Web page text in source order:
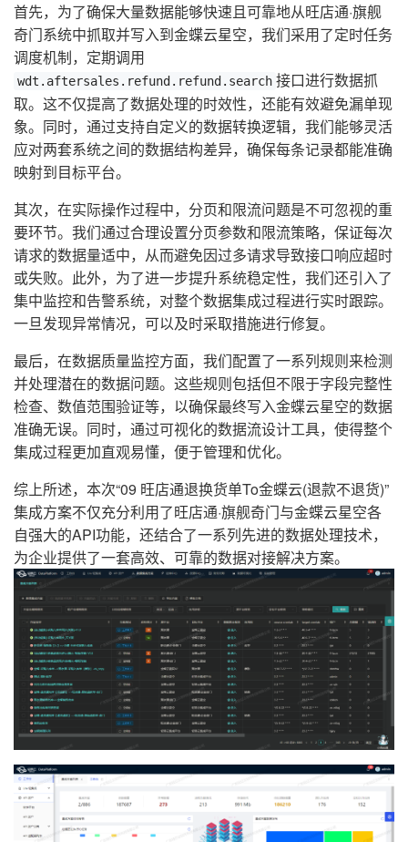
首先，为了确保大量数据能够快速且可靠地从旺店通·旗舰
奇门系统中抓取并写入到金蝶云星空，我们采用了定时任务
调度机制，定期调用
wdt.aftersales.refund.refund.search 接口进行数据抓
取。这不仅提高了数据处理的时效性，还能有效避免漏单现
象。同时，通过支持自定义的数据转换逻辑，我们能够灵活
应对两套系统之间的数据结构差异，确保每条记录都能准确
映射到目标平台。
其次，在实际操作过程中，分页和限流问题是不可忽视的重
要环节。我们通过合理设置分页参数和限流策略，保证每次
请求的数据量适中，从而避免因过多请求导致接口响应超时
或失败。此外，为了进一步提升系统稳定性，我们还引入了
集中监控和告警系统，对整个数据集成过程进行实时跟踪。
一旦发现异常情况，可以及时采取措施进行修复。
最后，在数据质量监控方面，我们配置了一系列规则来检测
并处理潜在的数据问题。这些规则包括但不限于字段完整性
检查、数值范围验证等，以确保最终写入金蝶云星空的数据
准确无误。同时，通过可视化的数据流设计工具，使得整个
集成过程更加直观易懂，便于管理和优化。
综上所述，本次“09 旺店通退换货单To金蝶云(退款不退货)”
集成方案不仅充分利用了旺店通·旗舰奇门与金蝶云星空各
自强大的API功能，还结合了一系列先进的数据处理技术，
为企业提供了一套高效、可靠的数据对接解决方案。